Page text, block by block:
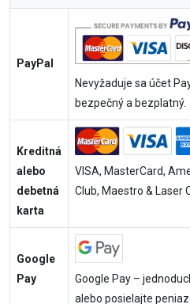
PayPal
Nevyžaduje sa účet
bezpečný a bezplatný.
Kreditná
alebo
debetná
karta
VISA, MasterCard,
Club, Maestro & Laser
Google
Pay
Google Pay –
alebo posielajte